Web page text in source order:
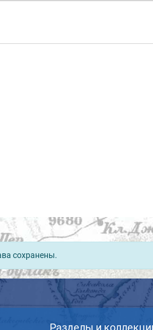
сохранены.
Разделы и